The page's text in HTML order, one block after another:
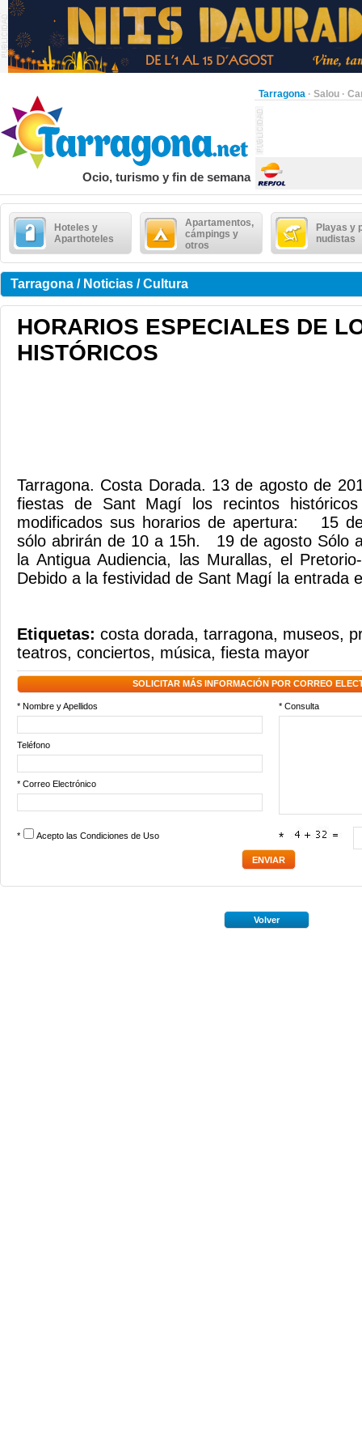
Tarragona · Salou ·
Ocio, turismo y fin de semana
Hoteles y
Aparthoteles
Apartamentos,
cámpings y
otros
Playas y
nudistas
Tarragona / Noticias / Cultura
HORARIOS ESPECIALES DE
HISTÓRICOS
Tarragona. Costa Dorada. 13 de agosto de
fiestas de Sant Magí los recintos
modificados sus horarios de apertura: 15
sólo abrirán de 10 a 15h. 19 de agosto Sólo
la Antigua Audiencia, las Murallas, el
Debido a la festividad de Sant Magí la entrada
Etiquetas: costa dorada, tarragona, museos,
teatros, conciertos, música, fiesta mayor
SOLICITAR MÁS INFORMACIÓN POR CORREO
* Nombre y Apellidos * Consulta
Teléfono
* Correo Electrónico
* Acepto las Condiciones de Uso *
Volver